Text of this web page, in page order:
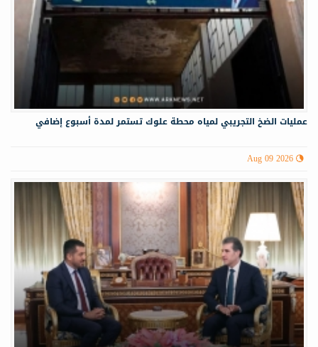
عمليات الضخ التجريبي لمياه ‏محطة علوك تستمر لمدة أسبوع إضافي
Aug 09 2026